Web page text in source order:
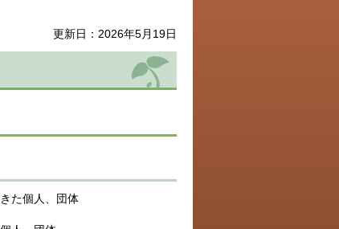
更新日：2026年5月19日
た個人、団体